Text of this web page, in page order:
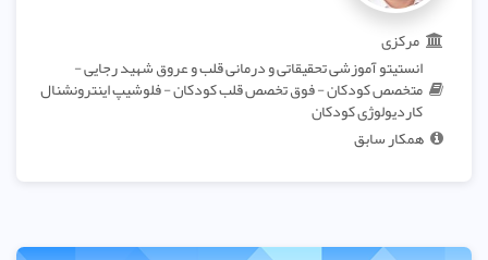
مرکزی
انستیتو آموزشی تحقیقاتی و درمانی قلب و عروق شهید رجایی -
متخصص کودکان - فوق تخصص قلب کودکان - فلوشیپ اینترونشنال
کاردیولوژی کودکان
همکار سابق